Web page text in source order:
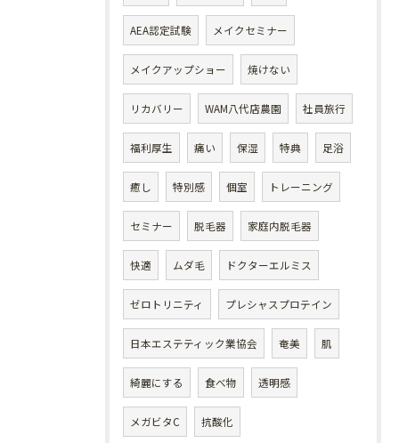
AEA認定試験 メイクセミナー
メイクアップショー 焼けない
リカバリー WAM八代店農園 社員旅行
福利厚生 痛い 保湿 特典 足浴
癒し 特別感 個室 トレーニング
セミナー 脱毛器 家庭内脱毛器
快適 ムダ毛 ドクターエルミス
ゼロトリニティ プレシャスプロテイン
日本エステティック業協会 奄美 肌
綺麗にする 食べ物 透明感
メガビタC 抗酸化